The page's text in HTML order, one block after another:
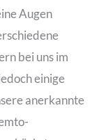
Augen
bei uns im
einige
anerkannte